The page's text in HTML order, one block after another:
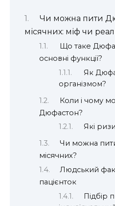
Чи можна пити
місячних: міф чи
Що таке
основні функції?
Як
організмом?
Коли і чому
Дюфастон?
Які
Чи можна
місячних?
Людський
пацієнток
Підбір